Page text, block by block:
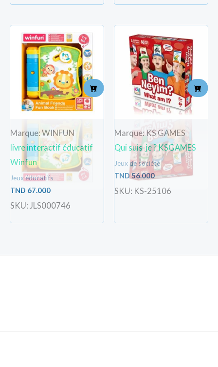
Marque: WINFUN
livre interactif éducatif
Winfun
Jeux éducatifs
TND 67.000
SKU: JLS000746
Marque: KS GAMES
Qui suis-je ? KSGAMES
Jeux de société
TND56.000
SKU: KS-25106